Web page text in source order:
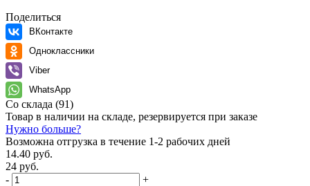
Поделиться
ВКонтакте
Одноклассники
Viber
WhatsApp
Со склада (91)
Товар в наличии на складе, резервируется при заказе
Нужно больше?
Возможна отгрузка в течение 1-2 рабочих дней
14.40 руб.
24 руб.
-
+